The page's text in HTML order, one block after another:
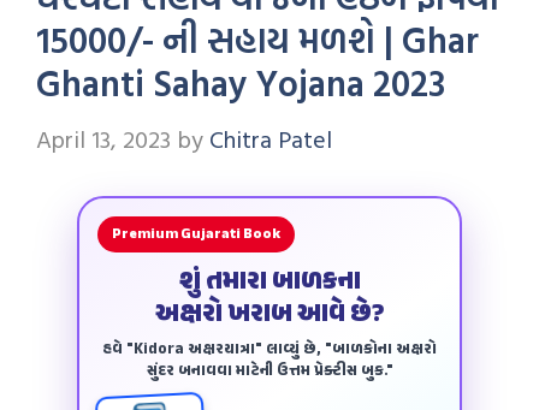
15000/- ની સહાય મળશે | Ghar
Ghanti Sahay Yojana 2023
April 13, 2023 by Chitra Patel
Premium Gujarati Book
શું તમારા બાળકના
અક્ષરો ખરાબ આવે છે?
હવે "Kidora અક્ષરયાત્રા" લાવ્યું છે, "બાળકોના અક્ષરો
સુંદર બનાવવા માટેની ઉત્તમ પ્રેક્ટીસ બુક."